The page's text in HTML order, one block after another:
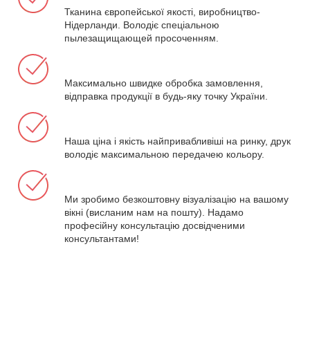
Тканина європейської якості, виробництво-
Нідерланди. Володіє спеціальною
пылезащищающей просоченням.
Максимально швидке обробка замовлення,
відправка продукції в будь-яку точку України.
Наша ціна і якість найпривабливіші на ринку, друк
володіє максимальною передачею кольору.
Ми зробимо безкоштовну візуалізацію на вашому
вікні (висланим нам на пошту). Надамо
професійну консультацію досвідченими
консультантами!